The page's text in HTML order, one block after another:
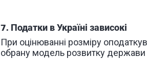
7. Податки в Україні зависокі
При оцінюванні розміру
обрану модель розвитку держави